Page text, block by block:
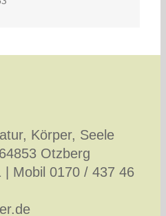
Körper, Seele
Otzberg
| Mobil 0170 / 437 46